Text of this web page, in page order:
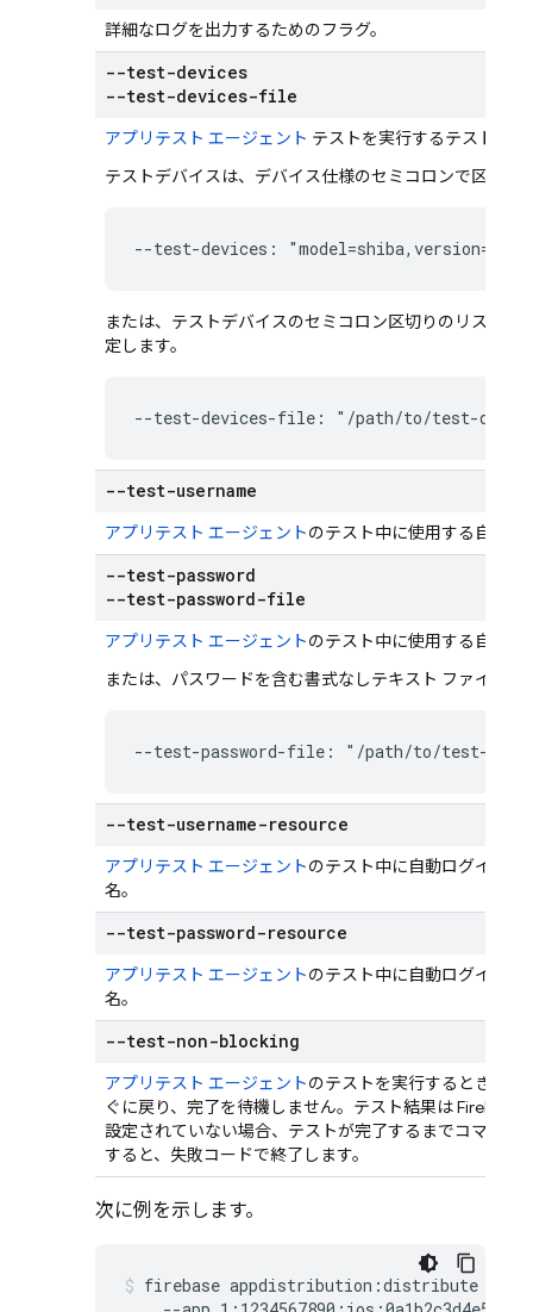
詳細なログを出力するためのフラグ。
--test-devices
--test-devices-file
アプリテスト エージェント テストを実行するテストデバ
テストデバイスは、デバイス仕様のセミコロンで区切っ
--test-devices:
または、テストデバイスのセミコロン区切りのリストを
定します。
--test-devices-file: "/path/to/test-
--test-username
アプリテスト エージェントのテスト中に使用する自動ロ
--test-password
--test-password-file
アプリテスト エージェントのテスト中に使用する自動ロ
または、パスワードを含む書式なしテキスト ファイルの
--test-password-file: "/path/to/test-
--test-username-resource
アプリテスト エージェントのテスト中に自動ログイン
名。
--test-password-resource
アプリテスト エージェントのテスト中に自動ログインに
名。
--test-non-blocking
アプリテスト エージェントのテストを実行するときに
ぐに戻り、完了を待機しません。テスト結果は Firebase
設定されていない場合、テストが完了するまでコマンド
すると、失敗コードで終了します。
次に例を示します。
firebase appdistribution:distribute